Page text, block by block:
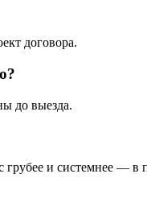
договора.
до выезда.
и системнее —